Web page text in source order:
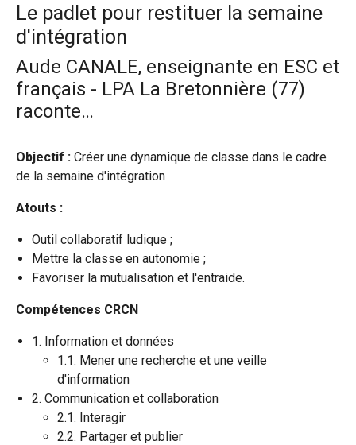
Le padlet pour restituer la semaine
d'intégration
Aude CANALE, enseignante en ESC et
français - LPA La Bretonnière (77)
raconte…
Objectif : Créer une dynamique de classe dans le cadre
de la semaine d'intégration
Atouts :
Outil collaboratif ludique ;
Mettre la classe en autonomie ;
Favoriser la mutualisation et l'entraide.
Compétences CRCN
1. Information et données
1.1. Mener une recherche et une veille
d'information
2. Communication et collaboration
2.1. Interagir
2.2. Partager et publier